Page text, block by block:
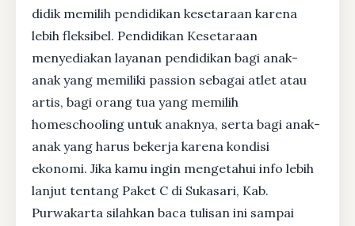
didik memilih pendidikan kesetaraan karena
lebih fleksibel. Pendidikan Kesetaraan
menyediakan layanan pendidikan bagi anak-
anak yang memiliki passion sebagai atlet atau
artis, bagi orang tua yang memilih
homeschooling untuk anaknya, serta bagi anak-
anak yang harus bekerja karena kondisi
ekonomi. Jika kamu ingin mengetahui info lebih
lanjut tentang Paket C di Sukasari, Kab.
Purwakarta silahkan baca tulisan ini sampai